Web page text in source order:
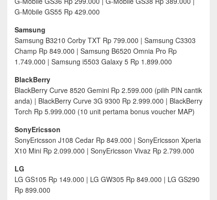
G-M0bile GS55 Rp 429.000
Samsung
Samsung B3210 Corby TXT Rp 799.000 | Samsung C3303
Champ Rp 849.000 | Samsung B6520 Omnia Pro Rp
1.749.000 | Samsung i5503 Galaxy 5 Rp 1.899.000
BlackBerry
BlackBerry Curve 8520 Gemini Rp 2.599.000 (pilih PIN cantik
anda) | BlackBerry Curve 3G 9300 Rp 2.999.000 | BlackBerry
Torch Rp 5.999.000 (10 unit pertama bonus voucher MAP)
SonyEricsson
SonyEricsson J108 Cedar Rp 849.000 | SonyEricsson Xperia
X10 Mini Rp 2.099.000 | SonyEricsson Vivaz Rp 2.799.000
LG
LG GS105 Rp 149.000 | LG GW305 Rp 849.000 | LG GS290
Rp 899.000